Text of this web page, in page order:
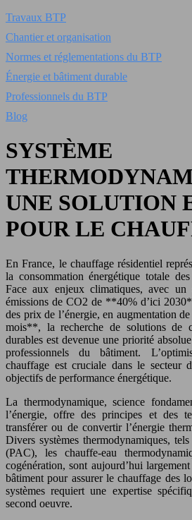
Travaux BTP
Chantier et organisation
Normes et réglementations du BTP
Énergie et bâtiment durable
Professionnels du BTP
Blog
SYSTÈME
UNE SOLUTION
POUR LE
En France, le chauffage résidentiel représente environ **37%** de
la consommation énergétique totale
Face aux enjeux climatiques, avec
émissions de CO2 de **40% d’ici
des prix de l’énergie, en augmentation
mois**, la recherche de solutions de
durables est devenue une priorité
professionnels du bâtiment.
chauffage est cruciale dans le secteur
objectifs de performance énergétique.
La thermodynamique, science
l’énergie, offre des principes et des
transférer ou de convertir l’énergie
Divers systèmes thermodynamiques,
(PAC), les chauffe-eau
cogénération, sont aujourd’hui
bâtiment pour assurer le chauffage des
systèmes requiert une expertise
second oeuvre.